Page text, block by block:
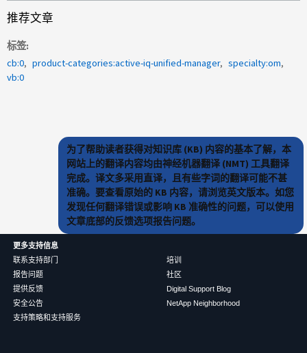
推荐文章
标签
cb:0
product-categories:active-iq-unified-manager
specialty:om
vb:0
为了帮助读者获得对知识库 (KB) 内容的基本了解，本
网站上的翻译内容均由神经机器翻译 (NMT) 工具翻译
完成。译文多采用直译，且有些字词的翻译可能不甚
准确。要查看原始的 KB 内容，请浏览英文版本。如您
发现任何翻译错误或影响 KB 准确性的问题，可以使用
文章底部的反馈选项报告问题。
更多支持信息
联系支持部门
报告问题
提供反馈
安全公告
支持策略和支持服务
培训
社区
Digital Support Blog
NetApp Neighborhood